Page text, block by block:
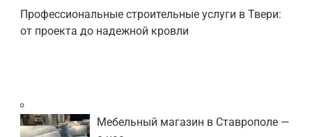
Профессиональные строительные услуги в Твери:
от проекта до надежной кровли
Мебельный магазин в Ставрополе —